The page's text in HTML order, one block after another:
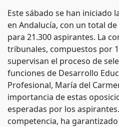
Este sábado se han iniciado
en Andalucía, con un total
para 21.300 aspirantes. La
tribunales, compuestos por
supervisan el proceso de
funciones de Desarrollo
Profesional, María del
importancia de estas
esperadas por los
competencia, ha